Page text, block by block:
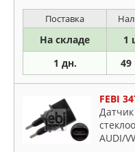
Поставка
На складе 1
1 дн.
FEBI
AUDI/